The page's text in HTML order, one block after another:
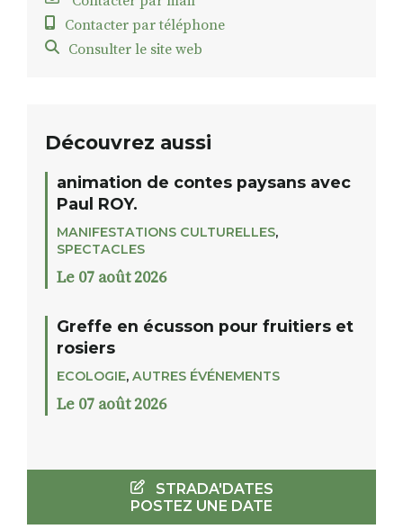
Contacter par téléphone
Consulter le site web
Découvrez aussi
animation de contes paysans avec
Paul ROY.
MANIFESTATIONS CULTURELLES,
SPECTACLES
Le 07 août 2026
Greffe en écusson pour fruitiers et
rosiers
ECOLOGIE, AUTRES ÉVÉNEMENTS
Le 07 août 2026
STRADA'DATES
POSTEZ UNE DATE